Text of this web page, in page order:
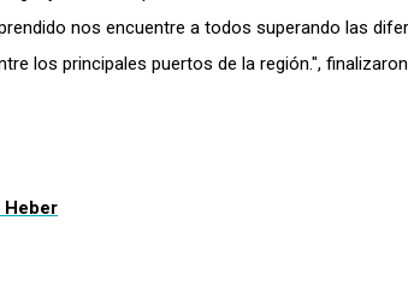
nos encuentre a todos superando las
los principales puertos de la región.",
Heber